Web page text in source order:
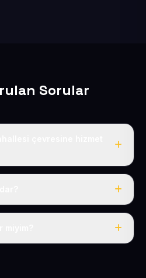
Sorular
tüm Çukur ve Özvatan
KDV, her şey dahil.